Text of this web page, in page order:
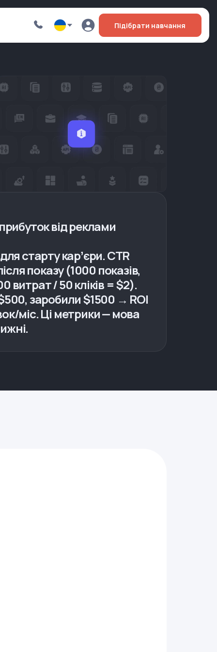
Підібрати навчання
від реклами
старту карʼєри. CTR
показу (1000 показів,
витрат / 50 кліків = $2).
заробили $1500 → ROI
міс. Ці метрики — мова